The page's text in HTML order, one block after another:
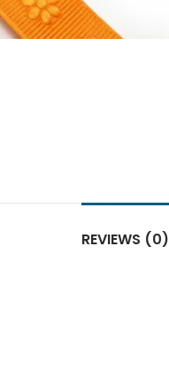
REVIEWS (0)